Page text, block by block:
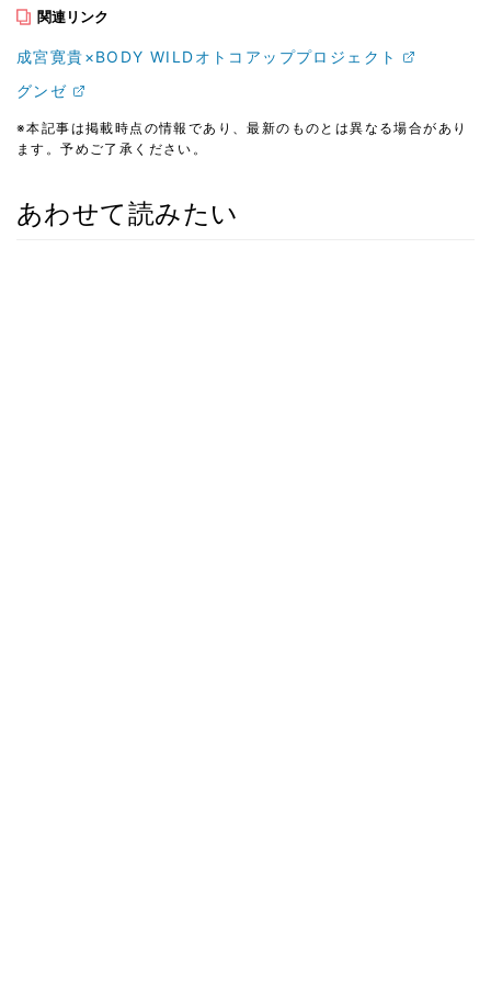
関連リンク
成宮寛貴×BODY WILDオトコアッププロジェクト
グンゼ
※本記事は掲載時点の情報であり、最新のものとは異なる場合があり
ます。予めご了承ください。
あわせて読みたい